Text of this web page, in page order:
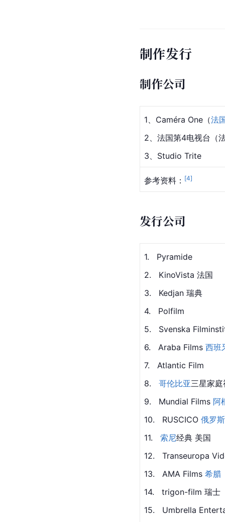
制作发行
制作公司
1、Caméra One（法
2、法国第4电视台（
3、Studio Trite
参考资料： [4]
发行公司
1.   Pyramide
2.   KinoVista 法国
3.   Kedjan 瑞典
4.   Polfilm
5.   Svenska
6.   Araba Films 西班
7. Atlantic Film
8. 哥伦比亚三星家
9.   Mundial Films 阿
10.   RUSCICO 俄罗斯
11. 索尼经典 美国
12.   Transeuropa
13.   AMA Films 希腊
14.   trigon-film 瑞士
15.   Umbrella